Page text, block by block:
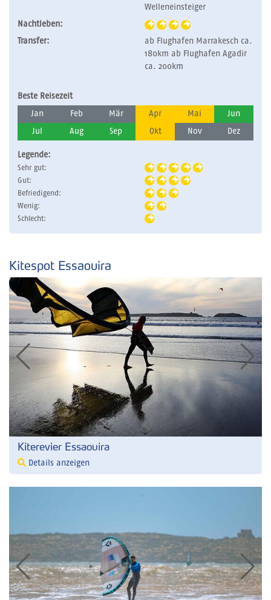
Welleneinsteiger
Nachtleben:
Transfer:
ab Flughafen Marrakesch ca.
180km ab Flughafen Agadir
ca. 200km
Beste Reisezeit
Jan Feb Mär Apr Mai Jun
Jul Aug Sep Okt Nov Dez
Legende:
Sehr gut:
Gut:
Befriedigend:
Wenig:
Schlecht:
Kitespot Essaouira
Kiterevier Essaouira
Details anzeigen